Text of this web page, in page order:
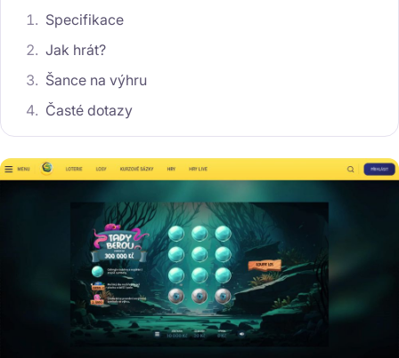
Specifikace
Jak hrát?
Šance na výhru
Časté dotazy